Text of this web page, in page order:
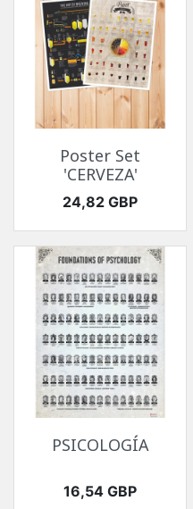
Poster Set
'CERVEZA'
Precio
24,82 GBP
PSICOLOGÍA
Precio
16,54 GBP